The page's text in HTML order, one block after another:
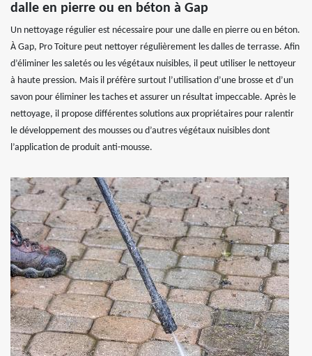
dalle en pierre ou en béton à Gap
Un nettoyage régulier est nécessaire pour une dalle en pierre ou en béton.
À Gap, Pro Toiture peut nettoyer régulièrement les dalles de terrasse. Afin
d’éliminer les saletés ou les végétaux nuisibles, il peut utiliser le nettoyeur
à haute pression. Mais il préfère surtout l’utilisation d’une brosse et d’un
savon pour éliminer les taches et assurer un résultat impeccable. Après le
nettoyage, il propose différentes solutions aux propriétaires pour ralentir
le développement des mousses ou d’autres végétaux nuisibles dont
l’application de produit anti-mousse.